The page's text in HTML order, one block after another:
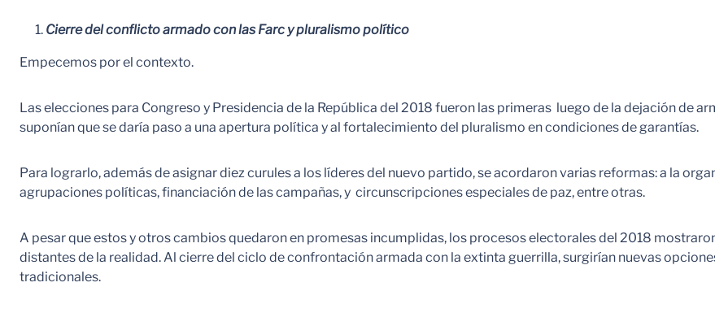
Cierre del conflicto armado con las Farc y pluralismo político
Empecemos por el contexto.
Las elecciones para Congreso y Presidencia de la República del 2018 fueron las primeras luego de la dejación de
suponían que se daría paso a una apertura política y al fortalecimiento del pluralismo en condiciones de garantías.
Para lograrlo, además de asignar diez curules a los líderes del nuevo partido, se acordaron varias reformas: a la
agrupaciones políticas, financiación de las campañas, y circunscripciones especiales de paz, entre otras.
A pesar que estos y otros cambios quedaron en promesas incumplidas, los procesos electorales del 2018
distantes de la realidad. Al cierre del ciclo de confrontación armada con la extinta guerrilla, surgirían nuevas
tradicionales.